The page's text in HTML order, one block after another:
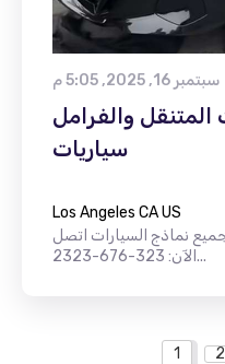
سبتمبر 16, 2025, 5:05 م
المتنقل والفرامل
سياريات
Los Angeles CA US
نماذج السيارات اتصل
الآن: 323-676-2323...
1 2